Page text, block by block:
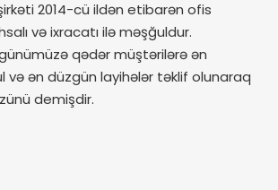
2014-cü ildən etibarən ofis
və ixracatı ilə məşğuldur.
qədər müştərilərə ən
və ən düzgün layihələr təklif olunaraq
demişdir.